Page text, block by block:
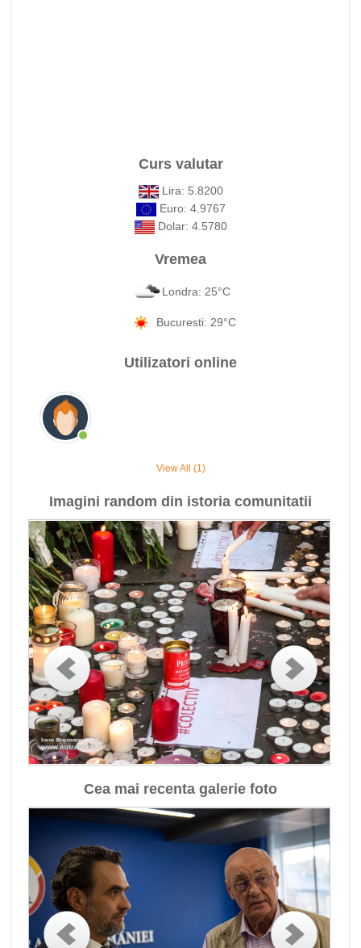
Curs valutar
Lira: 5.8200
Euro: 4.9767
Dolar: 4.5780
Vremea
Londra: 25°C
Bucuresti: 29°C
Utilizatori online
View All (1)
Imagini random din istoria comunitatii
Cea mai recenta galerie foto